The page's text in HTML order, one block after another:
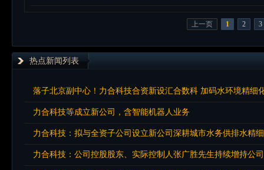
上一页 1 2 3
热点新闻列表
落子北京副中心！力合科技合资新设汇合数科 加码水环境精细
力合科技等成立新公司，含智能机器人业务
力合科技：拟与全资子公司设立新公司深耕城市水务供排水精
力合科技：公司控股股东、实际控制人张广胜先生持续增持公